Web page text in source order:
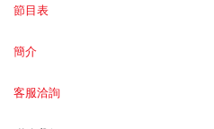
節目表
簡介
客服洽詢